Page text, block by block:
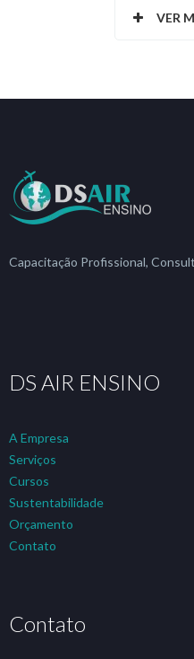
VER
Capacitação Profissional,
DS AIR ENSINO
A Empresa
Serviços
Cursos
Sustentabilidade
Orçamento
Contato
Contato